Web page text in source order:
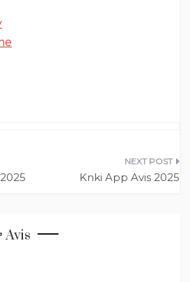
Knki App Avis 2025
Avis